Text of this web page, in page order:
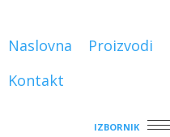
Naslovna Proizvodi
Kontakt
IZBORNIK